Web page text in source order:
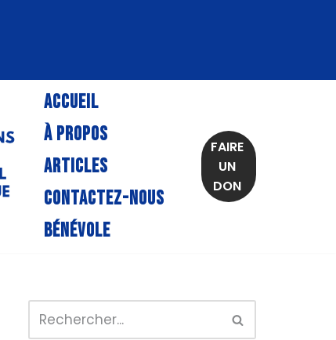
ACCUEIL
À PROPOS
ARTICLES
CONTACTEZ-NOUS
BÉNÉVOLE
FAIRE
UN
DON